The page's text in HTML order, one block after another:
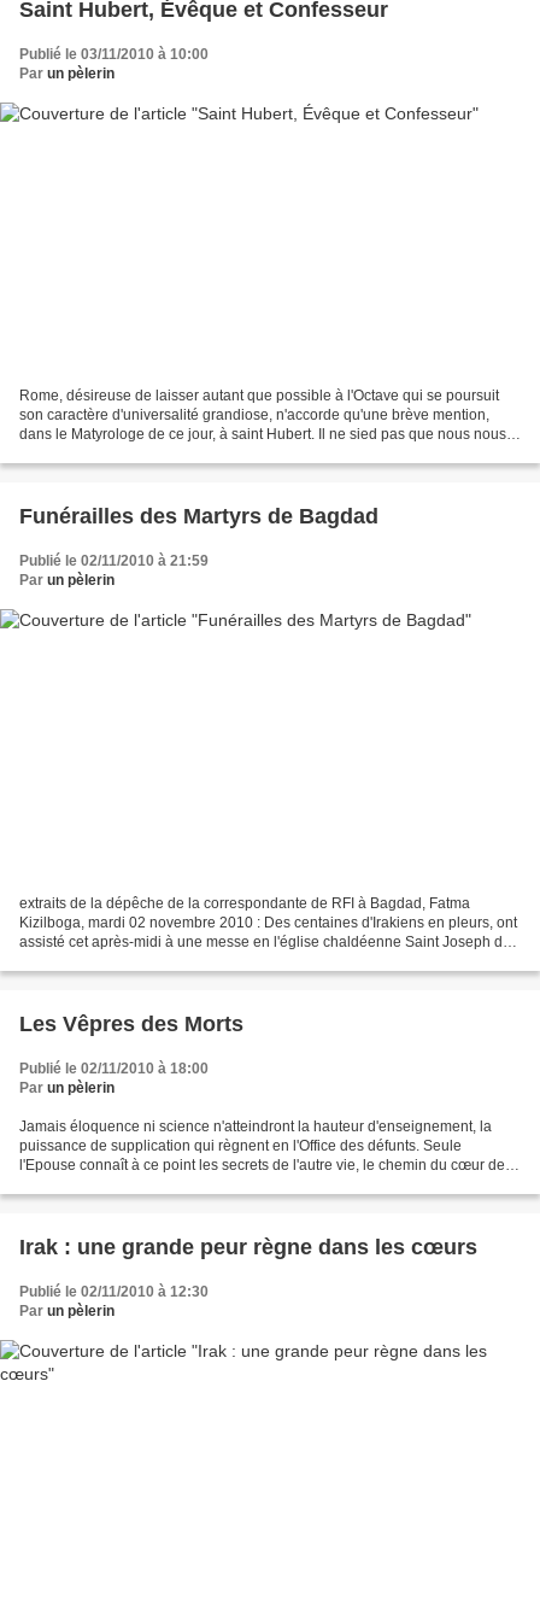
Saint Hubert, Évêque et Confesseur
Publié le 03/11/2010 à 10:00
Par un pèlerin
Rome, désireuse de laisser autant que possible à l'Octave qui se poursuit
son caractère d'universalité grandiose, n'accorde qu'une brève mention,
dans le Matyrologe de ce jour, à saint Hubert. Il ne sied pas que nous nous
Funérailles des Martyrs de Bagdad
Publié le 02/11/2010 à 21:59
Par un pèlerin
extraits de la dépêche de la correspondante de RFI à Bagdad, Fatma
Kizilboga, mardi 02 novembre 2010 : Des centaines d'Irakiens en pleurs, ont
assisté cet après-midi à une messe en l'église chaldéenne Saint Joseph de
Les Vêpres des Morts
Publié le 02/11/2010 à 18:00
Par un pèlerin
Jamais éloquence ni science n'atteindront la hauteur d'enseignement, la
puissance de supplication qui règnent en l'Office des défunts. Seule
l'Epouse connaît à ce point les secrets de l'autre vie, le chemin du cœur de
Irak : une grande peur règne dans les cœurs
Publié le 02/11/2010 à 12:30
Par un pèlerin